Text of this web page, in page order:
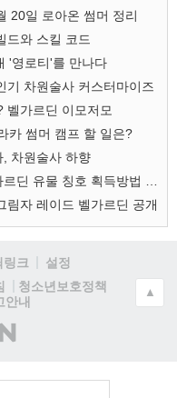
20일 로아온 썸머 정리
드와 스킬 코드
'영로티'를 만나다
기 차원술사 커스터마이즈
벨가르딘 이모저모
카 썸머 캠프 할 일은?
차원술사 하향
림자 레이드 벨가르딘 공개
링크
설정
청소년보호정책
안내
▲